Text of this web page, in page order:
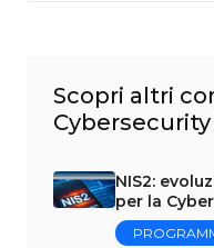
Scopri altri
NIS2:
per la